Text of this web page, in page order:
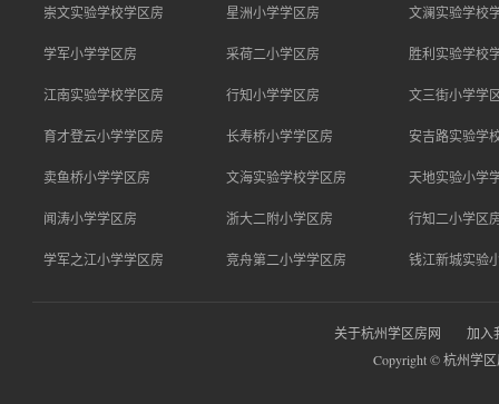
崇文实验学校学区房 星洲小学学区房 文澜实验学校
学军小学学区房 采荷二小学区房 胜利实验学校
江南实验学校学区房 行知小学学区房 文三街小学学
育才登云小学学区房 长寿桥小学学区房 安吉路实验学
卖鱼桥小学学区房 文海实验学校学区房 天地实验小学
闻涛小学学区房 浙大二附小学区房 行知二小学区
学军之江小学学区房 竞舟第二小学学区房 钱江新城实验
关于杭州学区房网
加入
Copyright © 杭州学